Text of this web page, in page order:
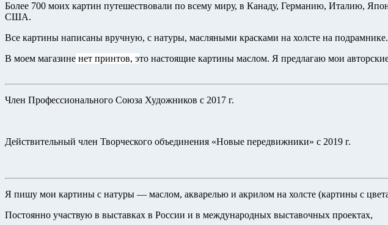
Более 700 моих картин путешествовали по всему миру, в Канаду, Германию, Италию,
США.
Все картины написаны вручную, с натуры, масляными красками на холсте на подрамнике.
В моем магазине нет принтов, это настоящие картины маслом. Я предлагаю мои
Член Профессионального Союза Художников c 2017 г.
Действительный член Творческого объединения «Новые передвижники» с 2019 г.
Я пишу мои картины с натуры — маслом, акварелью и акрилом на холсте (картины с
Постоянно участвую в выставках в России и в международных выставочных проектах,